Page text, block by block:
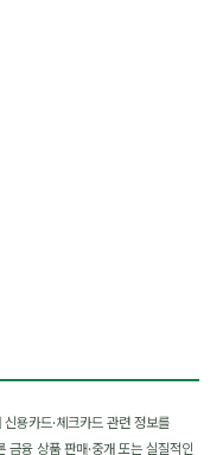
용카드·체크카드 관련 정보를
금융 상품 판매·중개 또는 실질적인